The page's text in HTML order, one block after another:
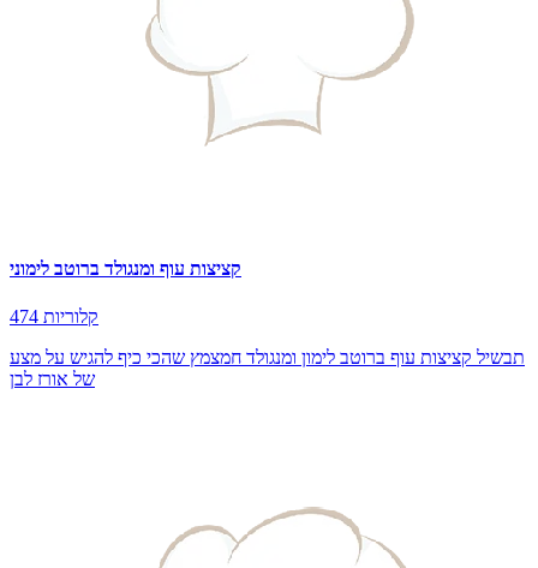
קציצות עוף ומנגולד ברוטב לימוני
474 קלוריות
תבשיל קציצות עוף ברוטב לימון ומנגולד חמצמץ שהכי כיף להגיש על מצע
של אורז לבן